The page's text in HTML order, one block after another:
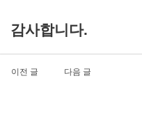
감사합니다.
이전 글 다음 글